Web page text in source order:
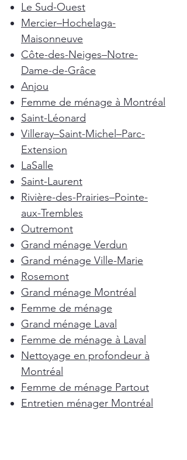
Le Sud-Ouest
Mercier–Hochelaga-
Maisonneuve
Côte-des-Neiges–Notre-
Dame-de-Grâce
Anjou
Femme de ménage à Montréal
Saint-Léonard
Villeray–Saint-Michel–Parc-
Extension
LaSalle
Saint-Laurent
Rivière-des-Prairies–Pointe-
aux-Trembles
Outremont
Grand ménage Verdun
Grand ménage Ville-Marie
Rosemont
Grand ménage Montréal
Femme de ménage
Grand ménage Laval
Femme de ménage à Laval
Nettoyage en profondeur à
Montréal
Femme de ménage Partout
Entretien ménager Montréal